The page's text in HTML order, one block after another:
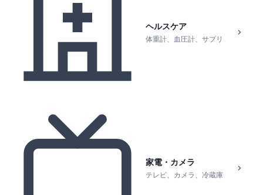
ヘルスケア
体重計、血圧計、サプリ
家電・カメラ
テレビ、カメラ、冷蔵庫